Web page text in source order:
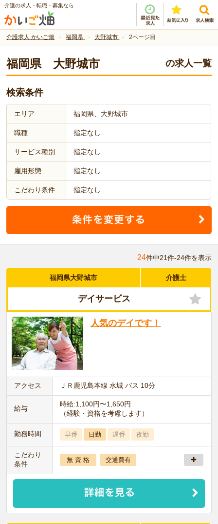
介護の求人・転職・募集なら
介護求人 かいご畑 福岡県 大野城市 2ページ目
福岡県 大野城市 の求人一覧
検索条件
エリア 福岡県、大野城市
職種 指定なし
サービス種別 指定なし
雇用形態 指定なし
こだわり条件 指定なし
24件中21件-24件を表示
福岡県大野城市 介護士
デイサービス
人気のデイです！
アクセス ＪＲ鹿児島本線 水城 バス 10分
給与
時給:1,100円〜1,650円
（経験・資格を考慮します）
勤務時間 早番 日勤 遅番 夜勤
こだわり
条件
無 資 格 交通費有